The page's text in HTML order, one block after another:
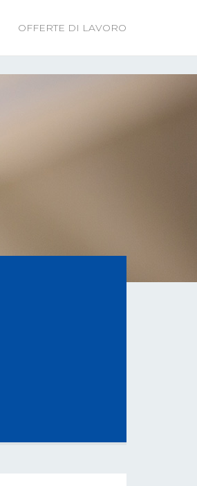
OFFERTE DI LAVORO